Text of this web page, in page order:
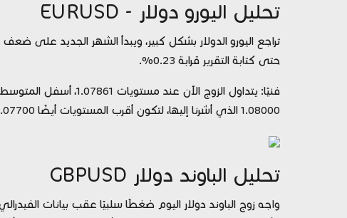
تحليل اليورو دولار - EURUSD
تراجع اليورو الدولار بشكل كبير، ويبدأ الشهر الجديد على
حتى كتابة التقرير قرابة 0.23%.
1.08000 الذي أشرنا إليها، لتكون أقرب المستويات أيضًا 1.07700 و 1.07500.
تحليل الباوند دولار GBPUSD
واجه زوج الباوند دولار اليوم ضغطًا سلبيًا عقب بيانات